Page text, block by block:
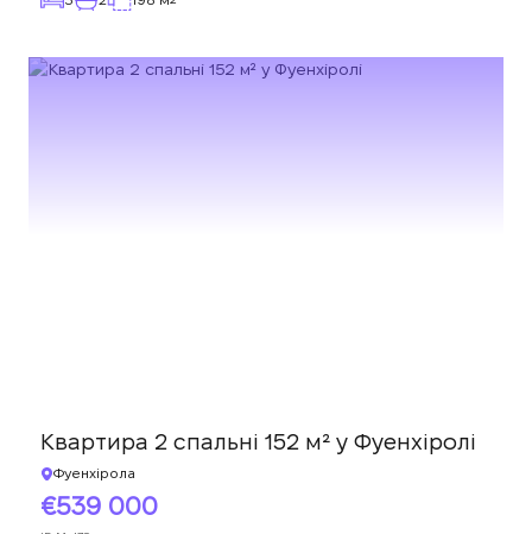
Квартира 2 спальні 152 м² у Фуенхіролі
Фуенхірола
539 000